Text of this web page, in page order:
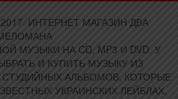
2017. ИНТЕРНЕТ МАГАЗИН ДВА
МУЗЫКИ НА CD, MP3 И DVD. У
И КУПИТЬ МУЗЫКУ ИЗ
АЛЬБОМОВ, КОТОРЫЕ
УКРАИНСКИХ ЛЕЙБЛАХ.